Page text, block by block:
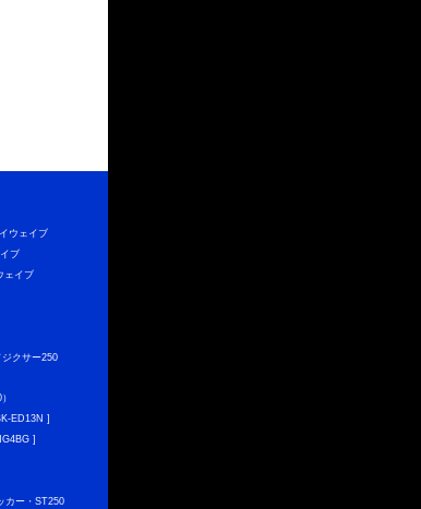
ウェイブ
ブ
ェイブ
クサー250
ED13N ]
]
カー・ST250